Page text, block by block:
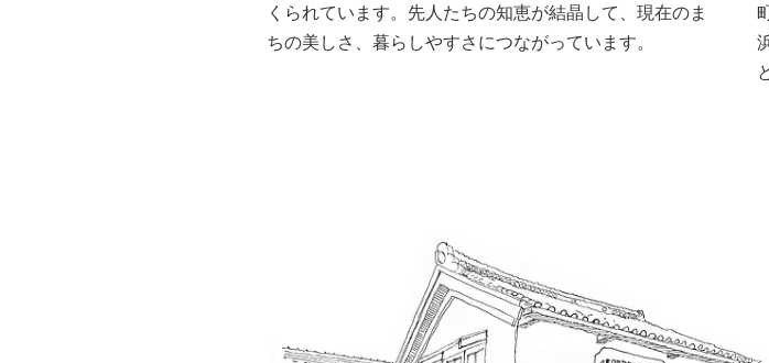
くられています。先人たちの知恵が結晶して、現在のま
ちの美しさ、暮らしやすさにつながっています。